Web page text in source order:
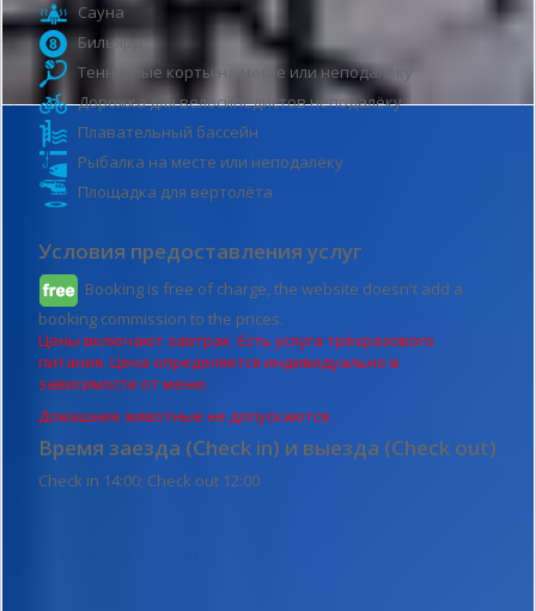
Сауна
Бильярд
Теннисные корты на месте или неподалёку
Дорожка для велосипедистов неподалёку
Плавательный бассейн
Рыбалка на месте или неподалёку
Площадка для вертолёта
Условия предоставления услуг
Booking is free of charge, the website doesn't add a
booking commission to the prices.
Цены включают завтрак. Есть услуга трёхразового
питания. Цена определяется индивидуально в
зависимости от меню.
Домашние животные не допускаются.
Время заезда (Check in) и выезда (Check out)
Check in 14:00; Check out 12:00